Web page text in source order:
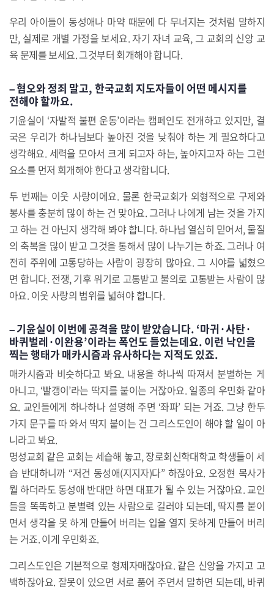
우리 아이들이 동성애나 마약 때문에 다 무너지는 것처럼 말하지
만, 실제로 개별 가정을 보세요. 자기 자녀 교육, 그 교회의 신앙 교
육 문제를 보세요. 그것부터 회개해야 합니다.
– 혐오와 정죄 말고, 한국교회 지도자들이 어떤 메시지를
전해야 할까요.
기윤실이 ‘자발적 불편 운동’이라는 캠페인도 전개하고 있지만, 결
국은 우리가 하나님보다 높아진 것을 낮춰야 하는 게 필요하다고
생각해요. 세력을 모아서 크게 되고자 하는, 높아지고자 하는 그런
요소를 먼저 회개해야 한다고 생각합니다.
두 번째는 이웃 사랑이에요. 물론 한국교회가 외형적으로 구제와
봉사를 충분히 많이 하는 건 맞아요. 그러나 나에게 남는 것을 가지
고 하는 건 아닌지 생각해 봐야 합니다. 하나님 열심히 믿어서, 물질
의 축복을 많이 받고 그것을 통해서 많이 나누기는 하죠. 그러나 여
전히 주위에 고통당하는 사람이 굉장히 많아요. 그 시야를 넓혔으
면 합니다. 전쟁, 기후 위기로 고통받고 불의로 고통받는 사람이 많
아요. 이웃 사랑의 범위를 넓혀야 합니다.
– 기윤실이 이번에 공격을 많이 받았습니다. ‘마귀·사탄·
바퀴벌레·이완용’이라는 폭언도 들었는데요. 이런 낙인을
찍는 행태가 매카시즘과 유사하다는 지적도 있죠.
매카시즘과 비슷하다고 봐요. 내용을 하나씩 따져서 분별하는 게
아니고, ‘빨갱이’라는 딱지를 붙이는 거잖아요. 일종의 우민화 같아
요. 교인들에게 하나하나 설명해 주면 ‘좌파’ 되는 거죠. 그냥 한두
가지 문구를 따 와서 딱지 붙이는 건 그리스도인이 해야 할 일이 아
니라고 봐요.
명성교회 같은 교회는 세습해 놓고, 장로회신학대학교 학생들이 세
습 반대하니까 “저건 동성애(지지자)다” 하잖아요. 오정현 목사가
뭘 하더라도 동성애 반대만 하면 대표가 될 수 있는 거잖아요. 교인
들을 똑똑하고 분별력 있는 사람으로 길러야 되는데, 딱지를 붙이
면서 생각을 못 하게 만들어 버리는 입을 열지 못하게 만들어 버리
는 거죠. 이게 우민화죠.
그리스도인은 기본적으로 형제자매잖아요. 같은 신앙을 가지고 고
백하잖아요. 잘못이 있으면 서로 품어 주면서 말하면 되는데, 바퀴